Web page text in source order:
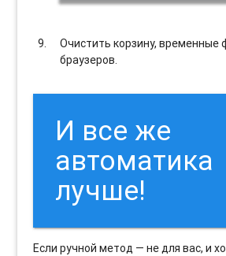
Очистить корзину, временные
браузеров.
И все же
автоматика
лучше!
Если ручной метод — не для вас, и